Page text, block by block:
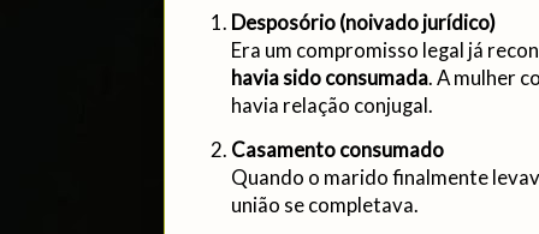
Desposório (noivado jurídico)
Era um compromisso legal já
havia sido consumada. A mulher
havia relação conjugal.
Casamento consumado
Quando o marido finalmente
união se completava.